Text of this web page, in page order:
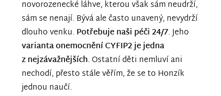
novorozenecké láhve, kterou však sám neudrží,
sám se nenají. Bývá ale často unavený, nevydrží
dlouho venku. Potřebuje naši péči 24/7. Jeho
varianta onemocnění CYFIP2 je jedna
z nejzávažnějších. Ostatní děti nemluví ani
nechodí, přesto stále věřím, že se to Honzík
jednou naučí.